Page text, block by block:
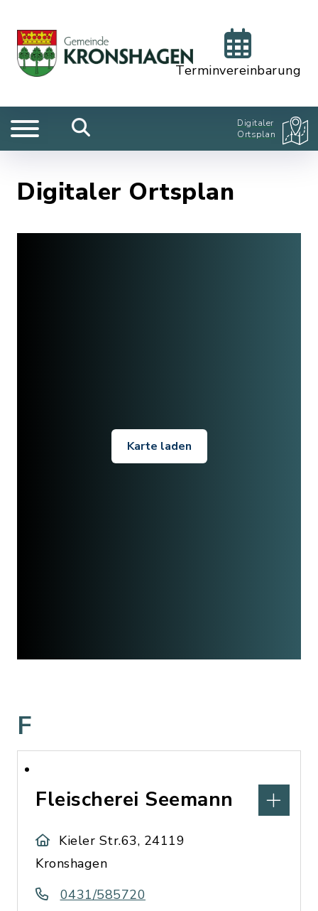
Terminvereinbarung
Digitaler
Ortsplan
Digitaler Ortsplan
Karte laden
F
Fleischerei Seemann
Kieler Str.63, 24119
Kronshagen
0431/585720